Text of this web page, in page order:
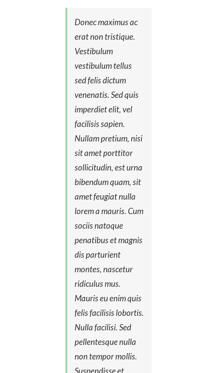
Donec maximus ac
erat non tristique.
Vestibulum
vestibulum tellus
sed felis dictum
venenatis. Sed quis
imperdiet elit, vel
facilisis sapien.
Nullam pretium, nisi
sit amet porttitor
sollicitudin, est urna
bibendum quam, sit
amet feugiat nulla
lorem a mauris. Cum
sociis natoque
penatibus et magnis
dis parturient
montes, nascetur
ridiculus mus.
Mauris eu enim quis
felis facilisis lobortis.
Nulla facilisi. Sed
pellentesque nulla
non tempor mollis.